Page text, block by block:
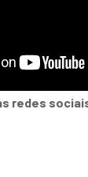
redes